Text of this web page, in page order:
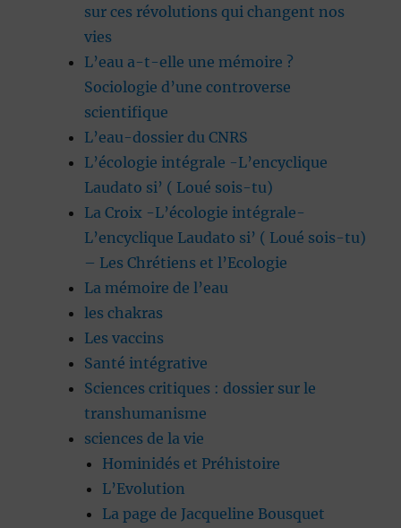
sur ces révolutions qui changent nos
vies
L’eau a-t-elle une mémoire ?
Sociologie d’une controverse
scientifique
L’eau-dossier du CNRS
L’écologie intégrale -L’encyclique
Laudato si’ ( Loué sois-tu)
La Croix -L’écologie intégrale-
L’encyclique Laudato si’ ( Loué sois-tu)
– Les Chrétiens et l’Ecologie
La mémoire de l’eau
les chakras
Les vaccins
Santé intégrative
Sciences critiques : dossier sur le
transhumanisme
sciences de la vie
Hominidés et Préhistoire
L’Evolution
La page de Jacqueline Bousquet